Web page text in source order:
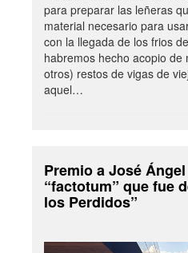
para preparar las leñeras
material necesario para
con la llegada de los frios
habremos hecho acopio
otros) restos de vigas de
aquel…
Premio a José
“factotum” que fue
los Perdidos”